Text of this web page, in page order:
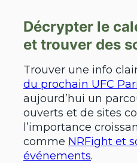
Décrypter le
et trouver des
Trouver une info
du prochain UFC
aujourd’hui un
ouverts et de sites
l’importance
comme NRFight et
événements.